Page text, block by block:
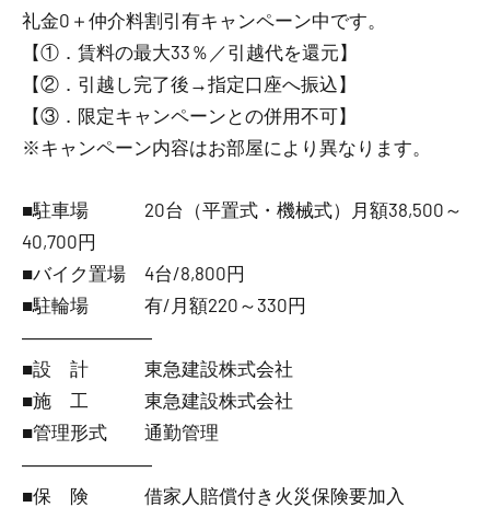
礼金0 ＋ 仲介料割引有キャンペーン中です。
【①．賃料の最大33％／引越代を還元】
【②．引越し完了後→指定口座へ振込】
【③．限定キャンペーンとの併用不可】
※キャンペーン内容はお部屋により異なります。
■駐車場 20台（平置式・機械式）月額38,500～
40,700円
■バイク置場 4台/8,800円
■駐輪場 有/月額220～330円
―――――――
■設 計 東急建設株式会社
■施 工 東急建設株式会社
■管理形式 通勤管理
―――――――
■保 険 借家人賠償付き火災保険要加入